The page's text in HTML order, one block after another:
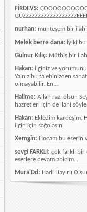
FİRDEVS:
nurhan: muhteşem bir
Melek berre dana: İyiki bu
Gülnur Kılıç: Müthiş bir
Hakan: İlginiz ve
Yalnız bu talebinizden
olmayabilir. En...
Halime: Allah razı olsun
hazretleri için de ilahi
Hakan: Ekledim kardeşim.
ilgin için sağolasın.
Xemgîn: Hocam bu eserin
sevgi FARKLI: çok farklı bir
eserlere devam abicim...
Mura'Dd: Hadi Hayırlı